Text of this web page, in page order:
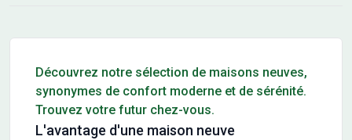
Découvrez notre sélection de maisons neuves,
synonymes de confort moderne et de sérénité.
Trouvez votre futur chez-vous.
L'avantage d'une maison neuve